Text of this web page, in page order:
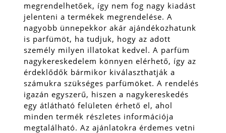
megrendelhetőek, így nem fog nagy kiadást
jelenteni a termékek megrendelése. A
nagyobb ünnepekkor akár ajándékozhatunk
is parfümöt, ha tudjuk, hogy az adott
személy milyen illatokat kedvel. A parfüm
nagykereskedelem könnyen elérhető, így az
érdeklődők bármikor kiválaszthatják a
számukra szükséges parfümöket. A rendelés
igazán egyszerű, hiszen a nagykereskedés
egy átlátható felületen érhető el, ahol
minden termék részletes információja
megtalálható. Az ajánlatokra érdemes vetni